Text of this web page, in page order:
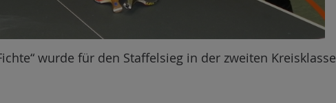
wurde für den Staffelsieg in der zweiten Kreisklasse